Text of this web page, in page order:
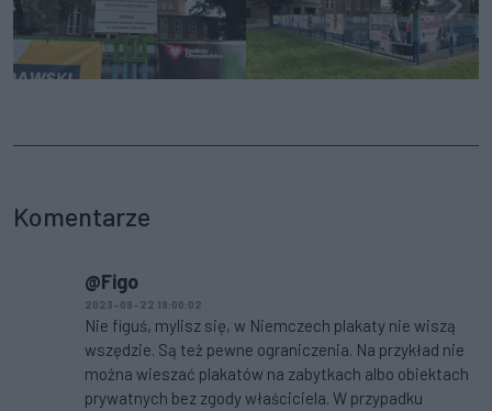
Komentarze
@Figo
2023-09-22 19:00:02
Nie figuś, mylisz się, w Niemczech plakaty nie wiszą
wszędzie. Są też pewne ograniczenia. Na przykład nie
można wieszać plakatów na zabytkach albo obiektach
prywatnych bez zgody właściciela. W przypadku